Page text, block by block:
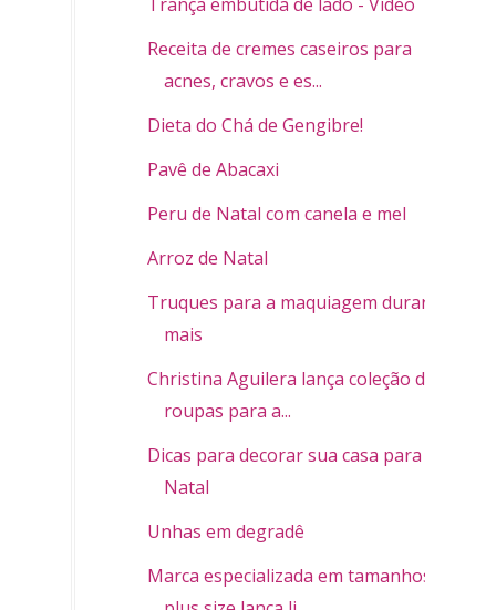
Receita de cremes caseiros para
acnes, cravos e es...
Dieta do Chá de Gengibre!
Pavê de Abacaxi
Peru de Natal com canela e mel
Arroz de Natal
Truques para a maquiagem durar
mais
Christina Aguilera lança coleção de
roupas para a...
Dicas para decorar sua casa para o
Natal
Unhas em degradê
Marca especializada em tamanhos